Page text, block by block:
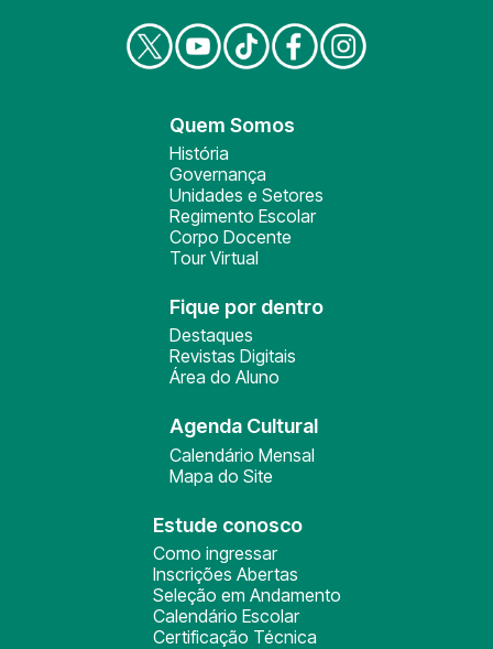
Quem Somos
História
Governança
Unidades e Setores
Regimento Escolar
Corpo Docente
Tour Virtual
Fique por dentro
Destaques
Revistas Digitais
Área do Aluno
Agenda Cultural
Calendário Mensal
Mapa do Site
Estude conosco
Como ingressar
Inscrições Abertas
Seleção em Andamento
Calendário Escolar
Certificação Técnica